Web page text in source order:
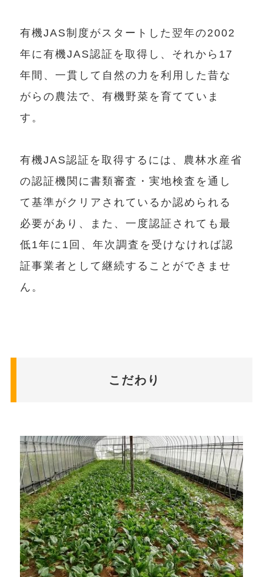
有機JAS制度がスタートした翌年の2002
年に有機JAS認証を取得し、それから17
年間、一貫して自然の力を利用した昔な
がらの農法で、有機野菜を育てていま
す。
有機JAS認証を取得するには、農林水産省
の認証機関に書類審査・実地検査を通し
て基準がクリアされているか認められる
必要があり、また、一度認証されても最
低1年に1回、年次調査を受けなければ認
証事業者として継続することができませ
ん。
こだわり